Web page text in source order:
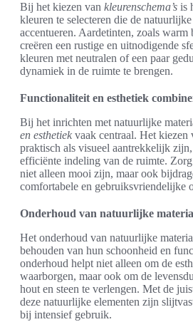
Bij het kiezen van kleurenschema’s is
kleuren te selecteren die de
accentueren. Aardetinten, zoals warm
creëren een rustige en uitnodigende
kleuren met neutralen of een paar
dynamiek in de ruimte te brengen.
Functionaliteit en esthetiek
Bij het inrichten met natuurlijke
en esthetiek vaak centraal. Het kiezen
praktisch als visueel aantrekkelijk
efficiënte indeling van de ruimte.
niet alleen mooi zijn, maar ook
comfortabele en gebruiksvriendelijke
Onderhoud van natuurlijke
Het onderhoud van natuurlijke
behouden van hun schoonheid en
onderhoud helpt niet alleen om de
waarborgen, maar ook om de
hout en steen te verlengen. Met de
deze natuurlijke elementen zijn
bij intensief gebruik.